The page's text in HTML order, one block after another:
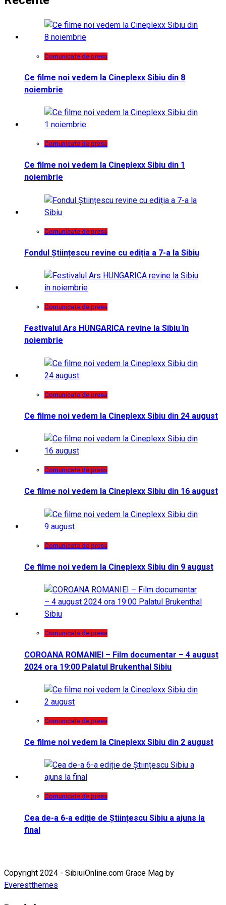
Comunicate de presa
Ce filme noi vedem la Cineplexx Sibiu din 8
noiembrie
Comunicate de presa
Ce filme noi vedem la Cineplexx Sibiu din 1
noiembrie
Comunicate de presa
Fondul Științescu revine cu ediția a 7-a la Sibiu
Comunicate de presa
Festivalul Ars HUNGARICA revine la Sibiu în
noiembrie
Comunicate de presa
Ce filme noi vedem la Cineplexx Sibiu din 24 august
Comunicate de presa
Ce filme noi vedem la Cineplexx Sibiu din 16 august
Comunicate de presa
Ce filme noi vedem la Cineplexx Sibiu din 9 august
Comunicate de presa
COROANA ROMANIEI – Film documentar – 4 august
2024 ora 19:00 Palatul Brukenthal Sibiu
Comunicate de presa
Ce filme noi vedem la Cineplexx Sibiu din 2 august
Comunicate de presa
Cea de-a 6-a ediție de Științescu Sibiu a ajuns la
final
Copyright 2024 - SibiuiOnline.com Grace Mag by
Everestthemes